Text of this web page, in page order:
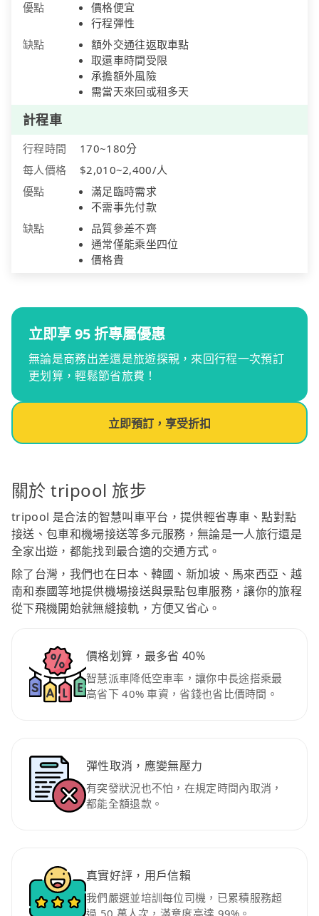
優點
價格便宜
行程彈性
缺點
額外交通往返取車點
取還車時間受限
承擔額外風險
需當天來回或租多天
計程車
行程時間
170~180分
每人價格
$2,010~2,400/人
優點
滿足臨時需求
不需事先付款
缺點
品質參差不齊
通常僅能乘坐四位
價格貴
立即享 95 折專屬優惠
無論是商務出差還是旅遊探親，來回行程一次預訂
更划算，輕鬆節省旅費！
立即預訂，享受折扣
關於 tripool 旅步
tripool 是合法的智慧叫車平台，提供輕省專車、點對點
接送、包車和機場接送等多元服務，無論是一人旅行還是
全家出遊，都能找到最合適的交通方式。
除了台灣，我們也在日本、韓國、新加坡、馬來西亞、越
南和泰國等地提供機場接送與景點包車服務，讓你的旅程
從下飛機開始就無縫接軌，方便又省心。
價格划算，最多省 40%
智慧派車降低空車率，讓你中長途搭乘最
高省下 40% 車資，省錢也省比價時間。
彈性取消，應變無壓力
有突發狀況也不怕，在規定時間內取消，
都能全額退款。
真實好評，用戶信賴
我們嚴選並培訓每位司機，已累積服務超